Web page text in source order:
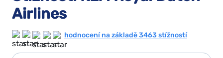
Airlines
hodnocení na základě 3463 stížností